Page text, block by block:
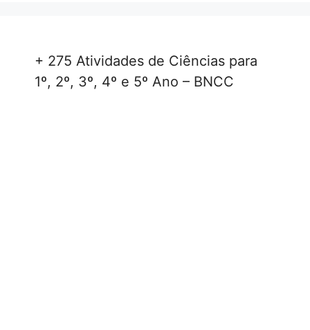
+ 275 Atividades de Ciências para
1º, 2º, 3º, 4º e 5º Ano – BNCC